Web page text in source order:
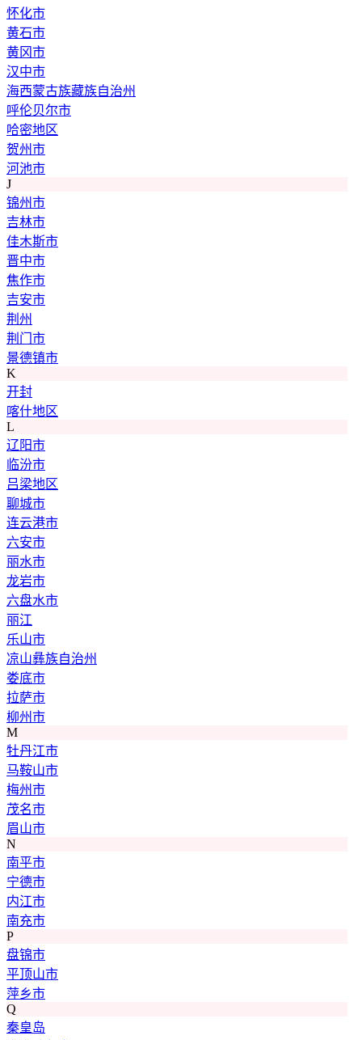
怀化市
黄石市
黄冈市
汉中市
海西蒙古族藏族自治州
呼伦贝尔市
哈密地区
贺州市
河池市
J
锦州市
吉林市
佳木斯市
晋中市
焦作市
吉安市
荆州
荆门市
景德镇市
K
开封
喀什地区
L
辽阳市
临汾市
吕梁地区
聊城市
连云港市
六安市
丽水市
龙岩市
六盘水市
丽江
乐山市
凉山彝族自治州
娄底市
拉萨市
柳州市
M
牡丹江市
马鞍山市
梅州市
茂名市
眉山市
N
南平市
宁德市
内江市
南充市
P
盘锦市
平顶山市
萍乡市
Q
秦皇岛